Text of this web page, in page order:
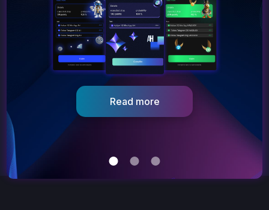
https://airdrop-hunter.click/
https://app.airdrop-hunter.click/
https://twitter.com/airhunter_drop
Telegram:
https://t.me/airdrop_hunter_bot Go to dApp